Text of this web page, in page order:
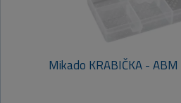
Mikado KRABIČKA -